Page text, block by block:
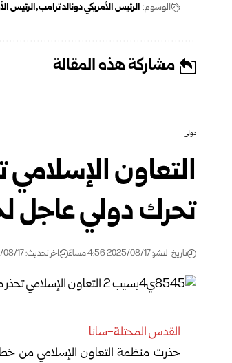
الوسوم: الرئيس الأمريكي دونالد ترامب الرئيس
مشاركة هذه المقالة
دولي
التعاون
تحرك دولي عاجل
تاريخ النشر: 2025/08/17 4:56 مساءً اخر تحديث: 2025/08/17 4:56 مساءً
القدس المحتلة-سانا
حذرت منظمة التعاون الإسلامي من